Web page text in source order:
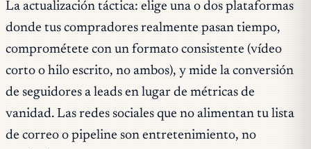
La actualización táctica: elige una o dos plataformas
donde tus compradores realmente pasan tiempo,
comprométete con un formato consistente (vídeo
corto o hilo escrito, no ambos), y mide la conversión
de seguidores a leads en lugar de métricas de
vanidad. Las redes sociales que no alimentan tu lista
de correo o pipeline son entretenimiento, no